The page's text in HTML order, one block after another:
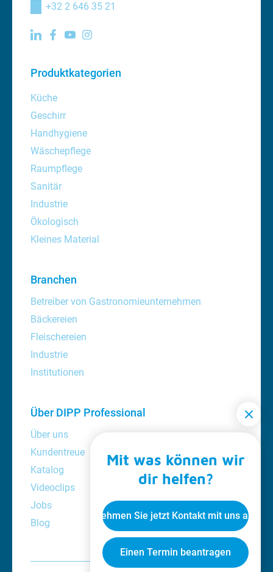
+32 2 646 35 21
Produktkategorien
Küche
Geschirr
Handhygiene
Wäschepflege
Raumpflege
Sanitär
Industrie
Ökologisch
Kleines Material
Branchen
Betreiber von Gastronomieunternehmen
Bäckereien
Fleischereien
Industrie
Institutionen
Über DIPP Professional
Über uns
Kundentreue
Katalog
Videoclips
Jobs
Blog
Mit was können wir
dir helfen?
Nehmen Sie jetzt Kontakt mit uns auf
Einen Termin beantragen